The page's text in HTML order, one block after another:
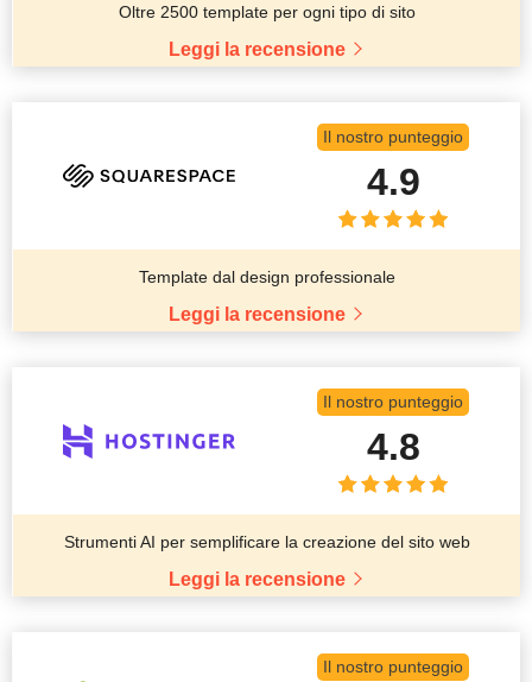
Oltre 2500 template per ogni tipo di sito
Leggi la recensione
Il nostro punteggio
4.9
Template dal design professionale
Leggi la recensione
Il nostro punteggio
4.8
Strumenti AI per semplificare la creazione del sito web
Leggi la recensione
Il nostro punteggio